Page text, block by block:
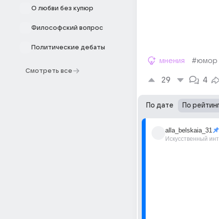
О любви без купюр
Философский вопрос
Политические дебаты
Смотреть все
мнения #юмор
29 4
По дате По
alla_belskaia_31
Искусственный